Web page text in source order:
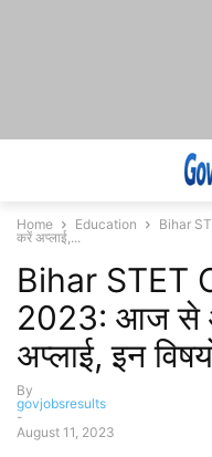
Home Education
Bihar
करें अप्लाई,...
Bihar STET
2023: आज से
अप्लाई, इन
By
govjobsresults
-
August 11, 2023